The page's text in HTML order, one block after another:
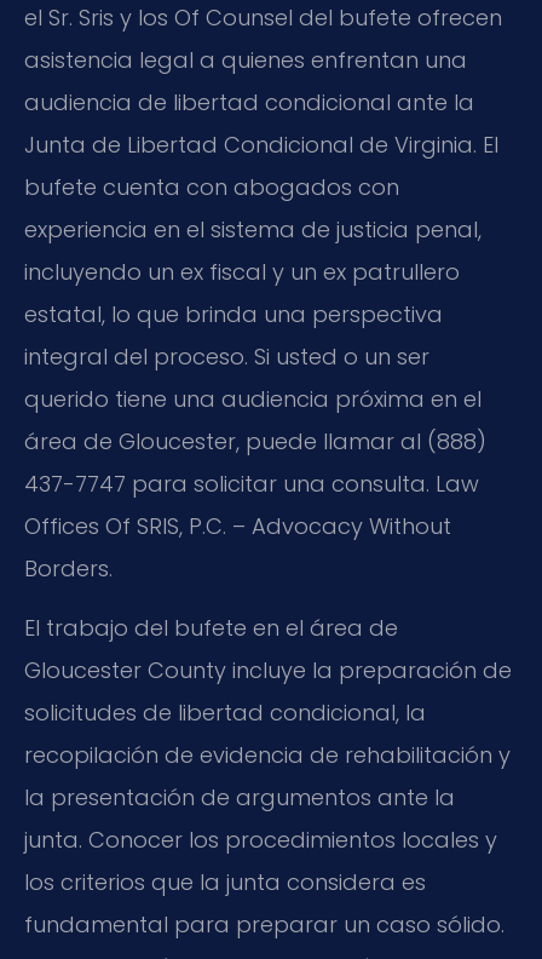
el Sr. Sris y los Of Counsel del bufete ofrecen
asistencia legal a quienes enfrentan una
audiencia de libertad condicional ante la
Junta de Libertad Condicional de Virginia. El
bufete cuenta con abogados con
experiencia en el sistema de justicia penal,
incluyendo un ex fiscal y un ex patrullero
estatal, lo que brinda una perspectiva
integral del proceso. Si usted o un ser
querido tiene una audiencia próxima en el
área de Gloucester, puede llamar al (888)
437-7747 para solicitar una consulta. Law
Offices Of SRIS, P.C. – Advocacy Without
Borders.
El trabajo del bufete en el área de
Gloucester County incluye la preparación de
solicitudes de libertad condicional, la
recopilación de evidencia de rehabilitación y
la presentación de argumentos ante la
junta. Conocer los procedimientos locales y
los criterios que la junta considera es
fundamental para preparar un caso sólido.